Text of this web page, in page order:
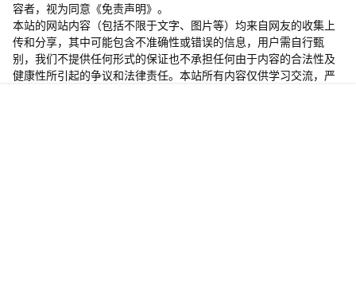
容者，视为同意《免责声明》。
本站的网站内容（包括不限于文字、图片等）均来自网友的收集上
传和分享，其中可能包含不准确性或错误的信息，用户需自行甄
别，我们不提供任何形式的保证也不承担任何由于内容的合法性及
健康性所引起的争议和法律责任。本站所有内容仅供学习交流，严